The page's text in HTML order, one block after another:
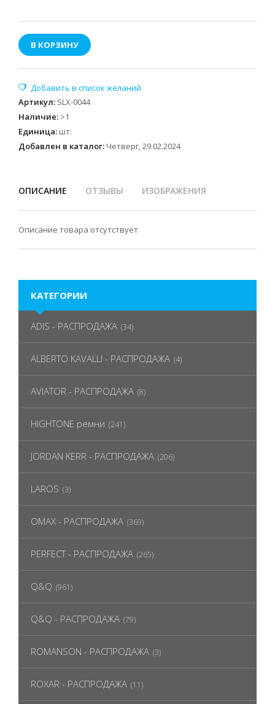
В КОРЗИНУ
Артикул: SLX-0044
Наличие: >1
Единица: шт.
Добавлен в каталог: Четверг, 29.02.2024
ОПИСАНИЕ ОТЗЫВЫ ИЗОБРАЖЕНИЯ
Описание товара отсутствует
КАТЕГОРИИ
ADIS - РАСПРОДАЖА (34)
ALBERTO KAVALLI - РАСПРОДАЖА (4)
AVIATOR - РАСПРОДАЖА (8)
HIGHTONE ремни (241)
JORDAN KERR - РАСПРОДАЖА (206)
LAROS (3)
OMAX - РАСПРОДАЖА (369)
PERFECT - РАСПРОДАЖА (265)
Q&Q (961)
Q&Q - РАСПРОДАЖА (79)
ROMANSON - РАСПРОДАЖА (3)
ROXAR - РАСПРОДАЖА (11)